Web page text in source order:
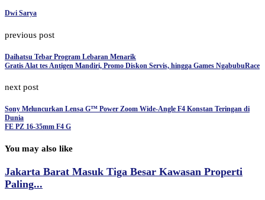
Dwi Sarya
previous post
Daihatsu Tebar Program Lebaran Menarik
Gratis Alat tes Antigen Mandiri, Promo Diskon Servis, hingga Games NgabubuRace
next post
Sony Meluncurkan Lensa G™ Power Zoom Wide-Angle F4 Konstan Teringan di
Dunia
FE PZ 16-35mm F4 G
You may also like
Jakarta Barat Masuk Tiga Besar Kawasan Properti
Paling...